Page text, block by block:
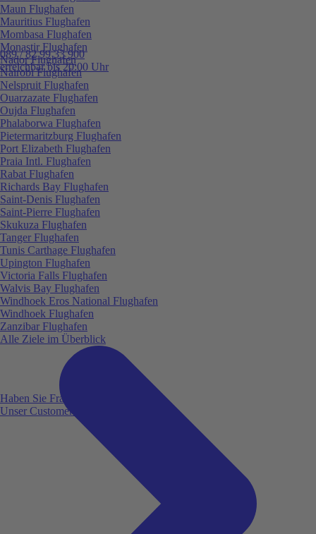
089 / 82 99 33 900
erreichbar bis 20:00 Uhr
Haben Sie Fragen?
Unser Customer Service ist für Sie da!
Maun Flughafen
Mauritius Flughafen
Mombasa Flughafen
Monastir Flughafen
Nador Flughafen
Nairobi Flughafen
Nelspruit Flughafen
Ouarzazate Flughafen
Oujda Flughafen
Phalaborwa Flughafen
Pietermaritzburg Flughafen
Port Elizabeth Flughafen
Praia Intl. Flughafen
Rabat Flughafen
Richards Bay Flughafen
Saint-Denis Flughafen
Saint-Pierre Flughafen
Skukuza Flughafen
Tanger Flughafen
Tunis Carthage Flughafen
Upington Flughafen
Victoria Falls Flughafen
Walvis Bay Flughafen
Windhoek Eros National Flughafen
Windhoek Flughafen
Zanzibar Flughafen
Alle Ziele im Überblick